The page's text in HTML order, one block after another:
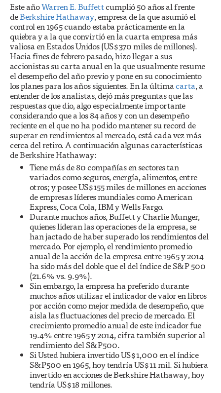
Este añoWarren E. Buffettcumplió 50 años al frente
deBerkshire Hathaway, empresa de la que asumió el
control en 1965 cuando estaba prácticamente en la
quiebra y a la que convirtió en la cuarta empresa más
valiosa en Estados Unidos (US$370 miles de millones).
Hacia fines de febrero pasado, hizo llegar a sus
accionistas su carta anual en la que usualmente resume
el desempeño del año previo y pone en su conocimiento
los planes para los años siguientes. En la últimacarta, a
entender de los analistas, dejó más preguntas que las
respuestas que dio, algo especialmente importante
considerando que a los 84 años y con un desempeño
reciente en el que no ha podido mantener su record de
superar en rendimientos al mercado, está cada vez más
cerca del retiro. A continuación algunas características
de Berkshire Hathaway:
Tiene más de 80 compañías en sectores tan
variados como seguros, energía, alimentos, entre
otros; y posee US$155 miles de millones en acciones
de empresas líderes mundiales como American
Express, Coca Cola, IBM y Wells Fargo.
Durante muchos años, Buffett y Charlie Munger,
quienes lideran las operaciones de la empresa, se
han jactado de haber superado los rendimientos del
mercado. Por ejemplo, el rendimiento promedio
anual de la acción de la empresa entre 1965 y 2014
ha sido más del doble que el del índice de S&P 500
(21.6% vs. 9.9%).
Sin embargo, la empresa ha preferido durante
muchos años utilizar el indicador de valor en libros
por acción como mejor medida de desempeño, que
aisla las fluctuaciones del precio de mercado. El
crecimiento promedio anual de este indicador fue
19.4% entre 1965 y 2014, cifra también superior al
rendimiento del S&P500.
Si Usted hubiera invertido US$1,000 en el índice
S&P500 en 1965, hoy tendría US$11 mil. Si hubiera
invertido en acciones de Berkshire Hathaway, hoy
tendría US$18 millones.